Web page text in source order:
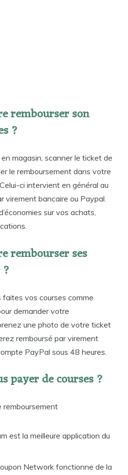
rembourser son
?
magasin, scanner le ticket de
le remboursement dans votre
ci intervient en général au
virement bancaire ou Paypal.
sur vos achats,
rembourser ses
faites vos courses comme
demander votre
une photo de votre ticket
remboursé par virement
PayPal sous 48 heures.
payer de courses ?
remboursement
est la meilleure application du
Network fonctionne de la